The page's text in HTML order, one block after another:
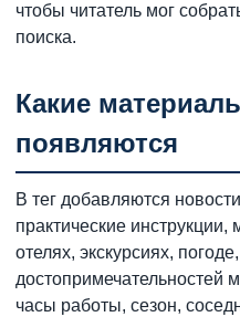
чтобы читатель мог
поиска.
Какие
появляются
В тег добавляются
практические
отелях, экскурсиях,
достопримечательностей
часы работы, сезон,